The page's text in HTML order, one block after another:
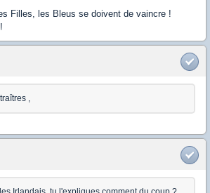
Filles, les Bleus se doivent de vaincre !
,